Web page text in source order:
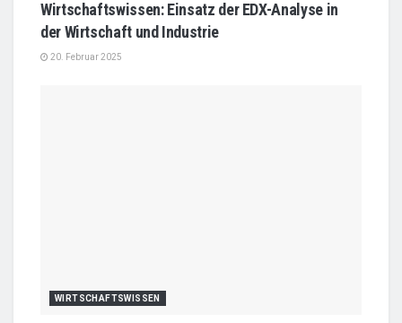
Wirtschaftswissen: Einsatz der EDX-Analyse in
der Wirtschaft und Industrie
20. Februar 2025
WIRTSCHAFTSWISSEN